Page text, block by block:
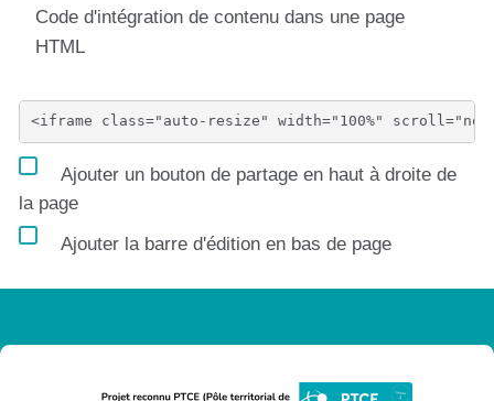
Code d'intégration de contenu dans une page
HTML
Ajouter un bouton de partage en haut à droite de
la page
Ajouter la barre d'édition en bas de page